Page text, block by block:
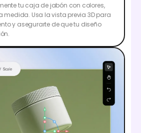
tu caja de jabón con colores,
medida. Usa la vista previa 3D para
y asegurarte de que tu diseño